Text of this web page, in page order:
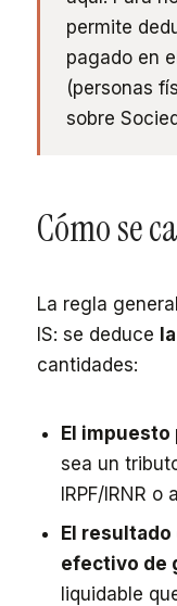
permite
pagado en
(personas
sobre
Cómo se
La regla
IS: se deduce
cantidades:
El
sea un
IRPF/IRNR o
El
efectivo de
liquidable